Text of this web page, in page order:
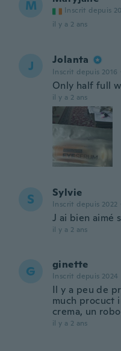
M Inscrit depuis
il y a 2 ans
J Jolanta
Inscrit depuis 2016
Only half full
il y a 2 ans
S Sylvie
Inscrit depuis 2022
J ai bien aimé
il y a 2 ans
G ginette
Inscrit depuis 2024
Il y a peu de
much procuct
crema, un
il y a 2 ans